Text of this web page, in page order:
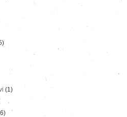
(1)